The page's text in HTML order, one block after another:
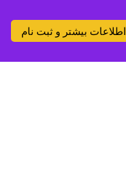
اطلاعات بیشتر و ثبت نام